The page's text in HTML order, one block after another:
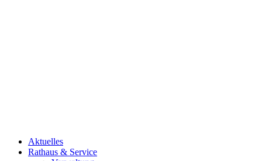
Aktuelles
Rathaus & Service